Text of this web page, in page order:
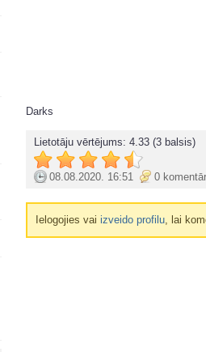
Darks
Lietotāju vērtējums: 4.33 (3 balsis)
08.08.2020. 16:51 0
Ielogojies vaiizveido profilu , lai